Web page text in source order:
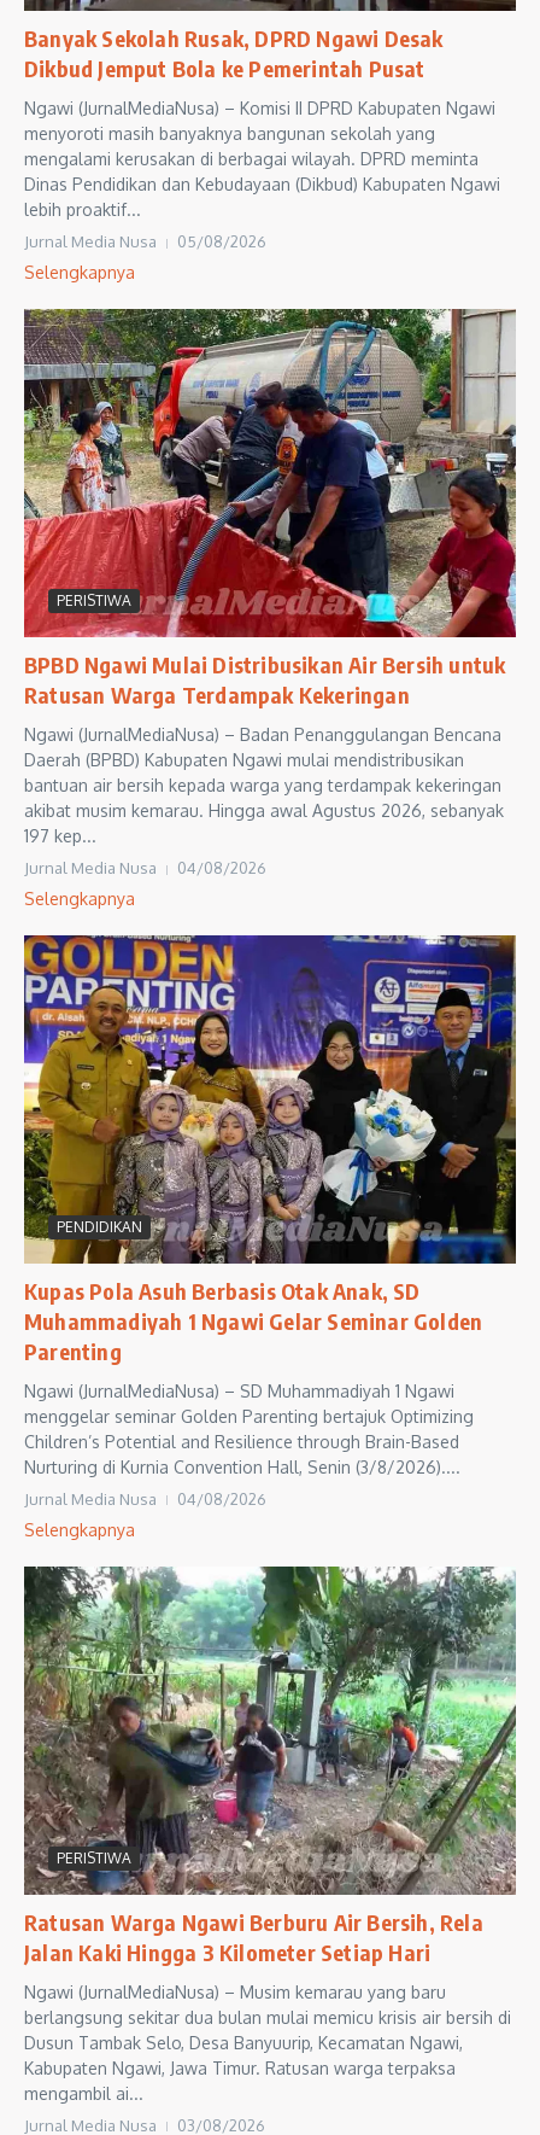
Banyak Sekolah Rusak, DPRD Ngawi Desak
Dikbud Jemput Bola ke Pemerintah Pusat
Ngawi (JurnalMediaNusa) – Komisi II DPRD Kabupaten Ngawi
menyoroti masih banyaknya bangunan sekolah yang
mengalami kerusakan di berbagai wilayah. DPRD meminta
Dinas Pendidikan dan Kebudayaan (Dikbud) Kabupaten Ngawi
lebih proaktif...
Jurnal Media Nusa 05/08/2026
Selengkapnya
PERISTIWA
BPBD Ngawi Mulai Distribusikan Air Bersih untuk
Ratusan Warga Terdampak Kekeringan
Ngawi (JurnalMediaNusa) – Badan Penanggulangan Bencana
Daerah (BPBD) Kabupaten Ngawi mulai mendistribusikan
bantuan air bersih kepada warga yang terdampak kekeringan
akibat musim kemarau. Hingga awal Agustus 2026, sebanyak
197 kep...
Jurnal Media Nusa 04/08/2026
Selengkapnya
PENDIDIKAN
Kupas Pola Asuh Berbasis Otak Anak, SD
Muhammadiyah 1 Ngawi Gelar Seminar Golden
Parenting
Ngawi (JurnalMediaNusa) – SD Muhammadiyah 1 Ngawi
menggelar seminar Golden Parenting bertajuk Optimizing
Children’s Potential and Resilience through Brain-Based
Nurturing di Kurnia Convention Hall, Senin (3/8/2026)....
Jurnal Media Nusa 04/08/2026
Selengkapnya
PERISTIWA
Ratusan Warga Ngawi Berburu Air Bersih, Rela
Jalan Kaki Hingga 3 Kilometer Setiap Hari
Ngawi (JurnalMediaNusa) – Musim kemarau yang baru
berlangsung sekitar dua bulan mulai memicu krisis air bersih di
Dusun Tambak Selo, Desa Banyuurip, Kecamatan Ngawi,
Kabupaten Ngawi, Jawa Timur. Ratusan warga terpaksa
mengambil ai...
Jurnal Media Nusa 03/08/2026